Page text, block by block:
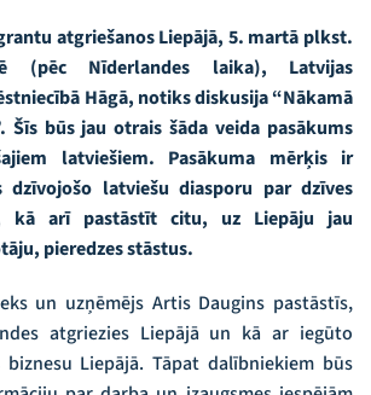
atgriešanos Liepājā, 5. martā plkst.
(pēc Nīderlandes laika), Latvijas
Hāgā, notiks diskusija “Nākamā
Šīs būs jau otrais šāda veida pasākums
latviešiem. Pasākuma mērķis ir
dzīvojošo latviešu diasporu par dzīves
kā arī pastāstīt citu, uz Liepāju jau
pieredzes stāstus.
un uzņēmējs Artis Daugins pastāstīs,
atgriezies Liepājā un kā ar iegūto
Liepājā. Tāpat dalībniekiem būs